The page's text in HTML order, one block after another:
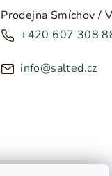
Prodejna Smíchov /
+420 607 308
info@salted.cz